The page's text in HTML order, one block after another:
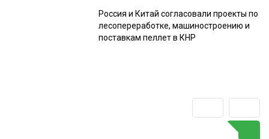
Россия и Китай согласовали проекты по
лесопереработке, машиностроению и
поставкам пеллет в КНР